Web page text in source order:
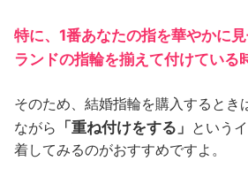
特に、1番あなたの指を華やかに
ランドの指輪を揃えて付けている
そのため、結婚指輪を購入するとき
ながら
「重ね付けをする」 という
着してみるのがおすすめですよ。